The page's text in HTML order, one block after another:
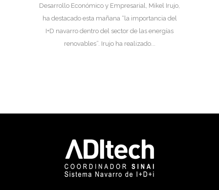
Desarrollo Económico y Empresarial, Mikel Irujo,
ha destacado esta mañana “la importancia del
I+D navarro dentro del sector de las energías
renovables”. Irujo ha realizado...